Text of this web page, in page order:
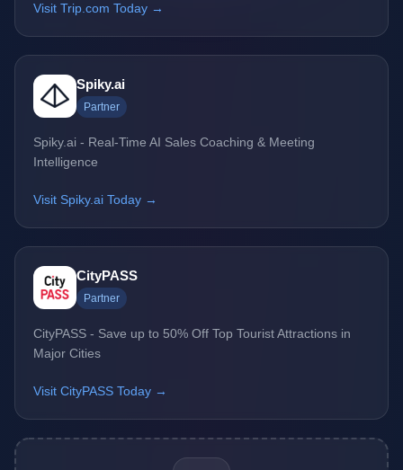
Visit Trip.com Today →
Spiky.ai
Partner
Spiky.ai - Real-Time AI Sales Coaching & Meeting
Intelligence
Visit Spiky.ai Today →
CityPASS
Partner
CityPASS - Save up to 50% Off Top Tourist Attractions in
Major Cities
Visit CityPASS Today →